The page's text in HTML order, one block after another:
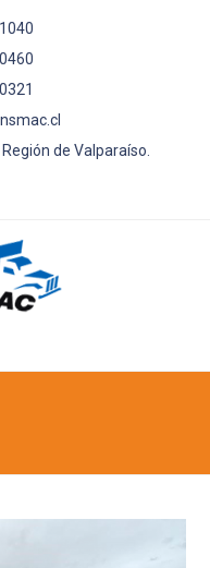
de Valparaíso.